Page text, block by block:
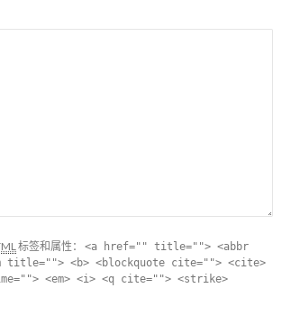
标签和属性： <a href="" title=""> <abbr
title=""> <b> <blockquote cite=""> <cite>
<em> <i> <q cite=""> <strike>